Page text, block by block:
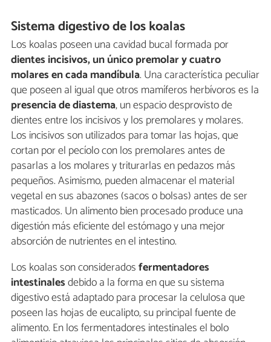
Sistema digestivo de los koalas
Los koalas poseen una cavidad bucal formada por
dientes incisivos, un único premolar y cuatro
molares en cada mandíbula. Una característica peculiar
que poseen al igual que otros mamíferos herbívoros es la
presencia de diastema, un espacio desprovisto de
dientes entre los incisivos y los premolares y molares.
Los incisivos son utilizados para tomar las hojas, que
cortan por el pecíolo con los premolares antes de
pasarlas a los molares y triturarlas en pedazos más
pequeños. Asimismo, pueden almacenar el material
vegetal en sus abazones (sacos o bolsas) antes de ser
masticados. Un alimento bien procesado produce una
digestión más eficiente del estómago y una mejor
absorción de nutrientes en el intestino.
Los koalas son consideradosfermentadores
intestinalesdebido a la forma en que su sistema
digestivo está adaptado para procesar la celulosa que
poseen las hojas de eucalipto, su principal fuente de
alimento. En los fermentadores intestinales el bolo